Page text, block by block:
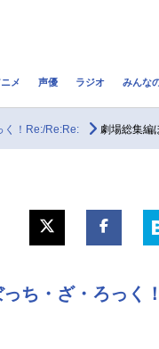
一覧
メ 声優 ラジオ みんな
く！Re:/Re:Re: 劇場総集編
ち・ざ・ろっく